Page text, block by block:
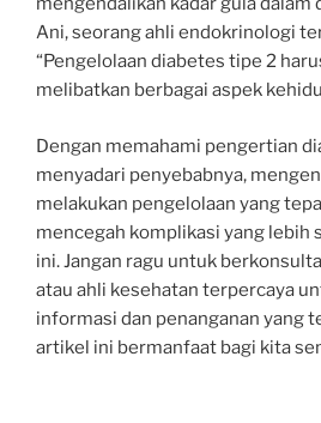
Ani, seorang ahli endokrinologi
“Pengelolaan diabetes tipe 2
melibatkan berbagai aspek
Dengan memahami pengertian
menyadari penyebabnya,
melakukan pengelolaan yang
mencegah komplikasi yang lebih
ini. Jangan ragu untuk
atau ahli kesehatan terpercaya
informasi dan penanganan yang
artikel ini bermanfaat bagi kita